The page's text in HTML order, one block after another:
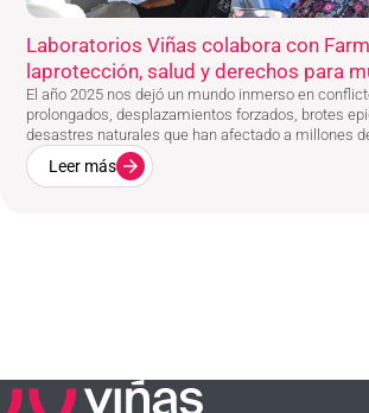
Laboratorios Viñas colabora con
laprotección, salud y derechos para
El año 2025 nos dejó un mundo inmerso en
prolongados, desplazamientos forzados, brotes
desastres naturales que han afectado a millones
Leer más